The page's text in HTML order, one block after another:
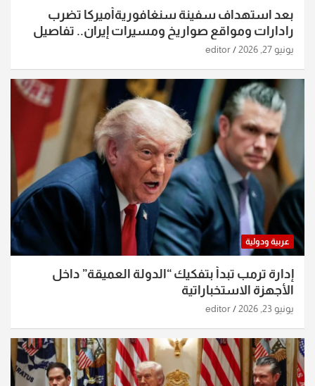
بعد استهداف سفينة سنغافوريةأميركا تضرب
رادارات ومواقع صواريخ ومسيرات إيران.. تفاصيل
الساعات الماضية
يونيو 27, 2026 editor
عربية ودولية
إدارة ترمب تبدأ بتفكيك “الدولة العميقة” داخل
الأجهزة الاستخباراتية
يونيو 23, 2026 editor